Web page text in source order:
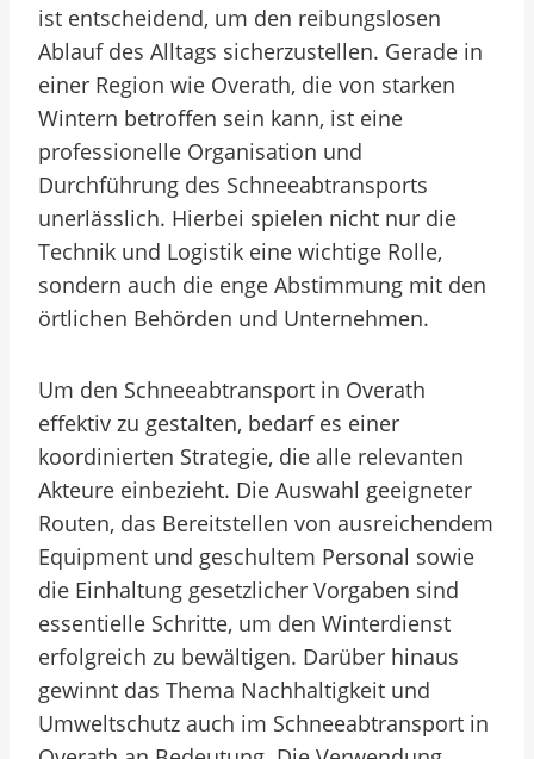
ist entscheidend, um den reibungslosen
Ablauf des Alltags sicherzustellen. Gerade in
einer Region wie Overath, die von starken
Wintern betroffen sein kann, ist eine
professionelle Organisation und
Durchführung des Schneeabtransports
unerlässlich. Hierbei spielen nicht nur die
Technik und Logistik eine wichtige Rolle,
sondern auch die enge Abstimmung mit den
örtlichen Behörden und Unternehmen.
Um den Schneeabtransport in Overath
effektiv zu gestalten, bedarf es einer
koordinierten Strategie, die alle relevanten
Akteure einbezieht. Die Auswahl geeigneter
Routen, das Bereitstellen von ausreichendem
Equipment und geschultem Personal sowie
die Einhaltung gesetzlicher Vorgaben sind
essentielle Schritte, um den Winterdienst
erfolgreich zu bewältigen. Darüber hinaus
gewinnt das Thema Nachhaltigkeit und
Umweltschutz auch im Schneeabtransport in